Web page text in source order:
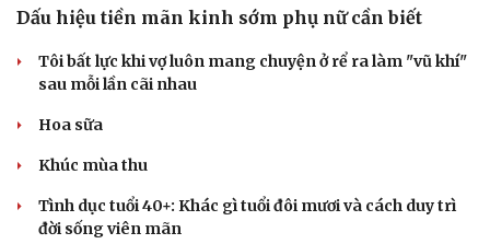
Dấu hiệu tiền mãn kinh sớm phụ nữ cần biết
Tôi bất lực khi vợ luôn mang chuyện ở rể ra làm "vũ khí"
sau mỗi lần cãi nhau
Hoa sữa
Khúc mùa thu
Tình dục tuổi 40+: Khác gì tuổi đôi mươi và cách duy trì
đời sống viên mãn